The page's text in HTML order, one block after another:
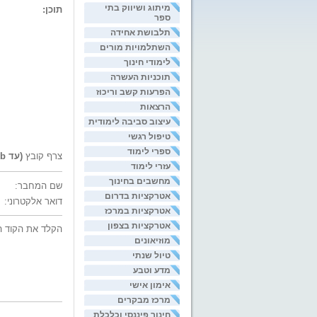
מיתוג ושיווק בתי
ספר
תלבושת אחידה
השתלמויות מורים
לימודי חינוך
תוכניות העשרה
הפרעות קשב וריכוז
הרצאות
עיצוב סביבה לימודית
טיפול רגשי
ספרי לימוד
עזרי לימוד
מחשבים בחינוך
אטרקציות בדרום
אטרקציות במרכז
אטרקציות בצפון
מוזיאונים
טיול שנתי
מדע וטבע
אימון אישי
מרכז מבקרים
חינוך פיננסי וכלכלת
תוכן:
צרף קובץ(עד 200kb)
שם המחבר:
דואר אלקטרוני:
הקלד את הקוד